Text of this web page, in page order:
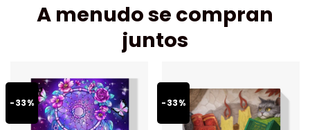
A menudo se compran
juntos
-33% -33%